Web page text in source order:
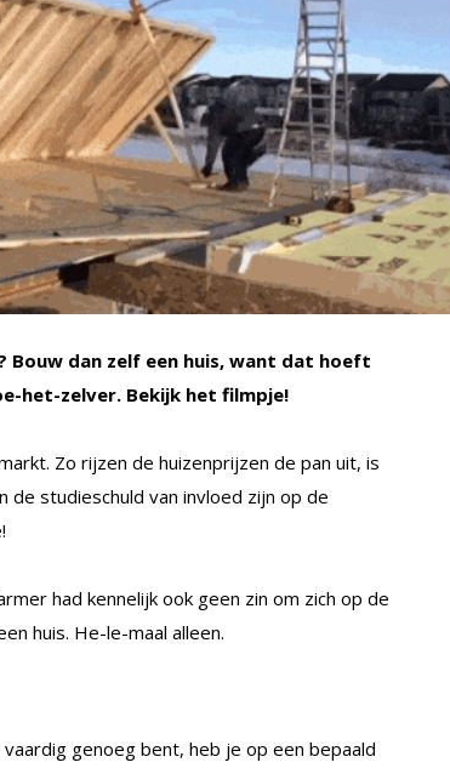
Bouw dan zelf een huis, want dat hoeft
het-zelver. Bekijk het filmpje!
Zo rijzen de huizenprijzen de pan uit, is
de studieschuld van invloed zijn op de
had kennelijk ook geen zin om zich op de
huis. He-le-maal alleen.
genoeg bent, heb je op een bepaald